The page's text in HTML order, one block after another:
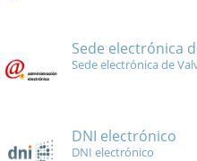
Sede electrónica
Sede electrónica de
DNI electrónico
DNI electrónico